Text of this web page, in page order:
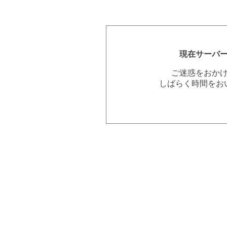
現在サーバ
ご迷惑をおか
しばらく時間を